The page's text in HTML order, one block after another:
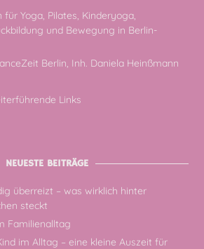
Yoga, Pilates, Kinderyoga,
und Bewegung in Berlin-
Berlin, Inh. Daniela Heinßmann
Links
NEUESTE BEITRÄGE
überreizt – was wirklich hinter
steckt
Familienalltag
im Alltag – eine kleine Auszeit für